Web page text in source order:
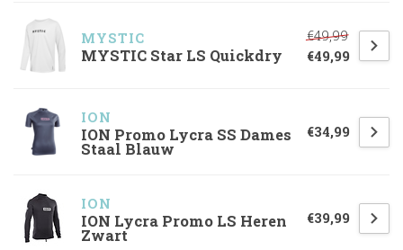
MYSTIC
MYSTIC Star LS Quickdry
€49,99
€49,99
ION
ION Promo Lycra SS Dames
Staal Blauw
€34,99
ION
ION Lycra Promo LS Heren
Zwart
€39,99